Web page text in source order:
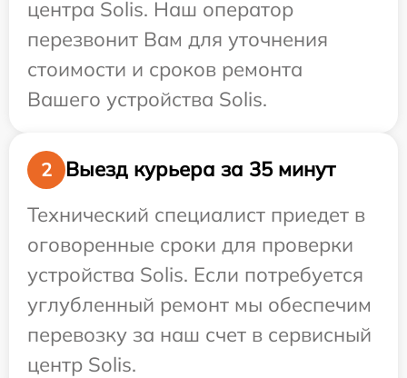
центра Solis. Наш оператор
перезвонит Вам для уточнения
стоимости и сроков ремонта
Вашего устройства Solis.
2
Выезд курьера за 35 минут
Технический специалист приедет в
оговоренные сроки для проверки
устройства Solis. Если потребуется
углубленный ремонт мы обеспечим
перевозку за наш счет в сервисный
центр Solis.